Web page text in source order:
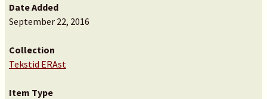
Date Added
September 22, 2016
Collection
Tekstid ERAst
Item Type